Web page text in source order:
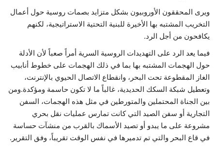
ويرى المحققون الأوروبيون بشكل متزايد بصمات روسية حول أعمال
التخريب المشتبه بها الأخيرة للبنية التحتية الاستراتيجية، لكنهم
يكافحون من أجل الرد.
فيما يعد الرد على التهديدات الروسية السرية أمراً صعباً لأن الأدلة
حول الهجمات المشتبه بها بما في ذلك الهجمات على خطوط أنابيب
الغاز المقطوعة تحت البحر، وانقطاع الاتصال الحيوي بالإنترنت،
وتعطيل شبكة السكك الحديدية، غالباً ما لا تكون حاسمة ومؤكدة.ومن
بين الجناة المحتملين والمتورطين في مثل هذه الهجمات، السفن
التجارية أو سفن الصيد التي كانت تمارس عمليات نقل بحري
مشروعة على ما يبدو أو تصيد الأسماك بالقرب من منشآت حساسة
في قاع البحر والتي تم تدميرها في نفس الوقت تقريباً، وفق التقرير.